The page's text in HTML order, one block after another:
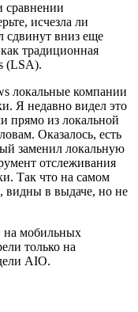
сравнении
исчезла ли
сдвинут вниз еще
традиционная
(LSA).
локальные компании
Я недавно видел это
прямо из локальной
Оказалось, есть
заменил локальную
отслеживания
Так что на самом
видны в выдаче, но не
мобильных
только на
AIO.